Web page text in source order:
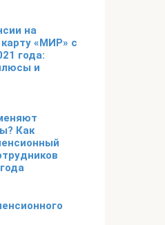
на
«МИР» с
года:
и
Как